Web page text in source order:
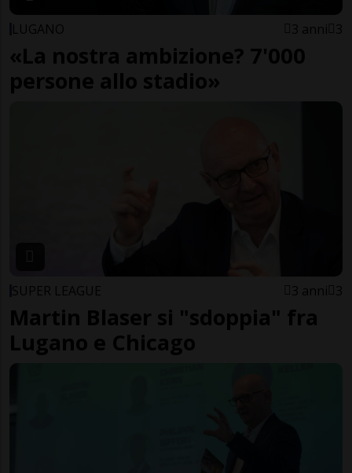
LUGANO 3 anni 3
«La nostra ambizione? 7'000
persone allo stadio»
SUPER LEAGUE 3 anni 3
Martin Blaser si "sdoppia" fra
Lugano e Chicago